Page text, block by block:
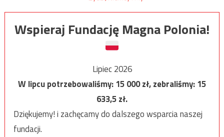
Wspieraj Fundację Magna Polonia!
Lipiec 2026
W lipcu potrzebowaliśmy:15 000zł, zebraliśmy:15
633,5zł.
Dziękujemy! i zachęcamy do dalszego wsparcia naszej
fundacji.